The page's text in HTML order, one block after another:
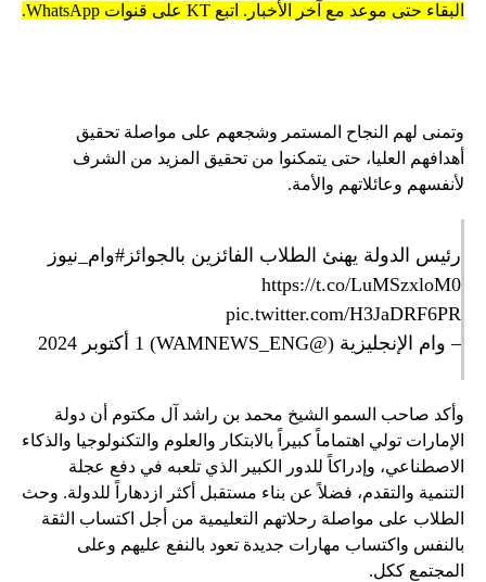
البقاء حتى موعد مع آخر الأخبار. اتبع KT على قنوات WhatsApp.
وتمنى لهم النجاح المستمر وشجعهم على مواصلة تحقيق
أهدافهم العليا، حتى يتمكنوا من تحقيق المزيد من الشرف
لأنفسهم وعائلاتهم والأمة.
رئيس الدولة يهنئ الطلاب الفائزين بالجوائز #وام_نيوز
https://t.co/LuMSzxloM0
pic.twitter.com/H3JaDRF6PR
– وام الإنجليزية (@WAMNEWS_ENG)
1 أكتوبر 2024
وأكد صاحب السمو الشيخ محمد بن راشد آل مكتوم أن دولة
الإمارات تولي اهتماماً كبيراً بالابتكار والعلوم والتكنولوجيا والذكاء
الاصطناعي، وإدراكاً للدور الكبير الذي تلعبه في دفع عجلة
التنمية والتقدم، فضلاً عن بناء مستقبل أكثر ازدهاراً للدولة. وحث
الطلاب على مواصلة رحلاتهم التعليمية من أجل اكتساب الثقة
بالنفس واكتساب مهارات جديدة تعود بالنفع عليهم وعلى
المجتمع ككل.